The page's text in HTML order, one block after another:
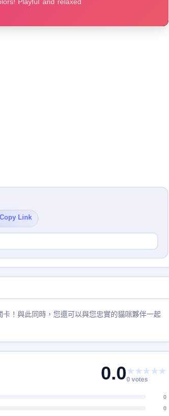
Link
！與此同時，您還可以與您忠實的貓咪夥伴一起
0.0★★★★★
0 votes
0
0